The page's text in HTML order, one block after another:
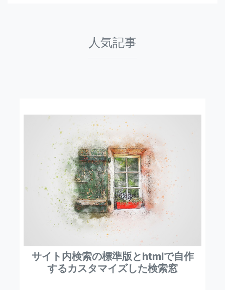
人気記事
サイト内検索の標準版とhtmlで自作
するカスタマイズした検索窓